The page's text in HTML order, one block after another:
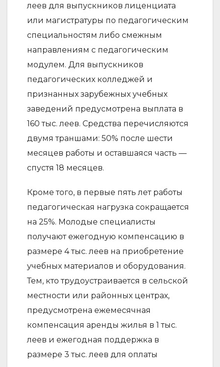
леев для выпускников лиценциата
или магистратуры по педагогическим
специальностям либо смежным
направлениям с педагогическим
модулем. Для выпускников
педагогических колледжей и
признанных зарубежных учебных
заведений предусмотрена выплата в
160 тыс. леев. Средства перечисляются
двумя траншами: 50% после шести
месяцев работы и оставшаяся часть —
спустя 18 месяцев.
Кроме того, в первые пять лет работы
педагогическая нагрузка сокращается
на 25%. Молодые специалисты
получают ежегодную компенсацию в
размере 4 тыс. леев на приобретение
учебных материалов и оборудования.
Тем, кто трудоустраивается в сельской
местности или районных центрах,
предусмотрена ежемесячная
компенсация аренды жилья в 1 тыс.
леев и ежегодная поддержка в
размере 3 тыс. леев для оплаты